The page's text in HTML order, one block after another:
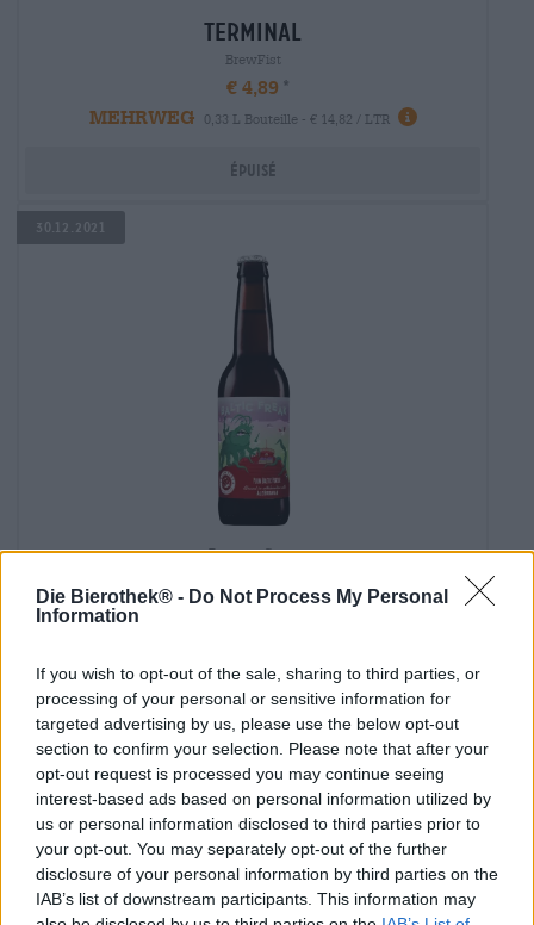
Die Bierothek® - Do Not Process My Personal
Information
If you wish to opt-out of the sale, sharing to third parties, or
processing of your personal or sensitive information for
targeted advertising by us, please use the below opt-out
section to confirm your selection. Please note that after your
opt-out request is processed you may continue seeing
interest-based ads based on personal information utilized by
us or personal information disclosed to third parties prior to
your opt-out. You may separately opt-out of the further
disclosure of your personal information by third parties on the
IAB’s list of downstream participants. This information may
terminal
BrewFist
€ 4,89
MEHRWEG
0,33 L Bouteille - € 14,82 / LTR
Épuisé
30.12.2021
Porter et Stout
baltic freak
MEHRWEG
0,33 L Bouteille - € 12,39 / LTR
Épuisé